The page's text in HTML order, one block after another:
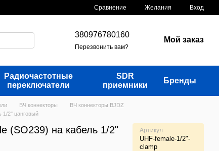
Сравнение Желания Вход
380976780160
Перезвонить вам?
Мой заказ
Радиочастотные
переключатели
SDR
приемники
Бренды
ВЧ коннекторы
ВЧ коннекторы BJDZ
1/2" цанговый
(SO239) на кабель 1/2"
Артикул
UHF-female-1/2"-
clamp